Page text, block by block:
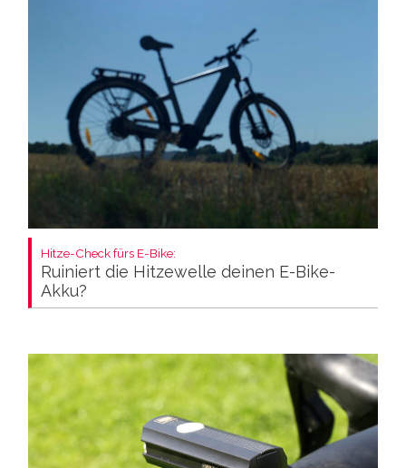
Hitze-Check fürs E-Bike:
Ruiniert die Hitzewelle deinen E-Bike-
Akku?